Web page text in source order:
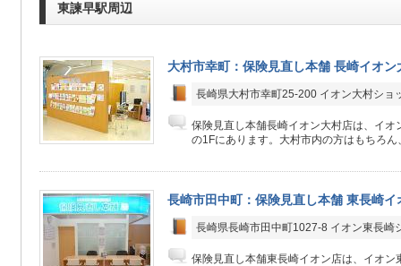
東諫早駅周辺
大村市幸町：保険見直し本舗 長崎イオン
長崎県大村市幸町25-200 イオン大村ショ
保険見直し本舗長崎イオン大村店は、イオ
の1Fにあります。大村市内の方はもちろ
長崎市田中町：保険見直し本舗 東長崎イ
長崎県長崎市田中町1027-8 イオン東長崎
保険見直し本舗東長崎イオン店は、イオン